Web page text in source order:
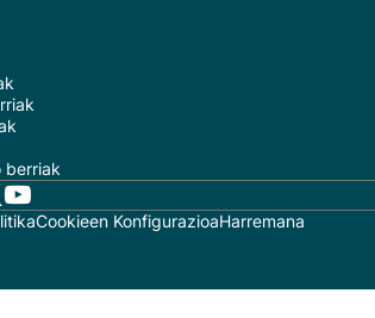
berriak
Cookieen KonfigurazioaHarremana